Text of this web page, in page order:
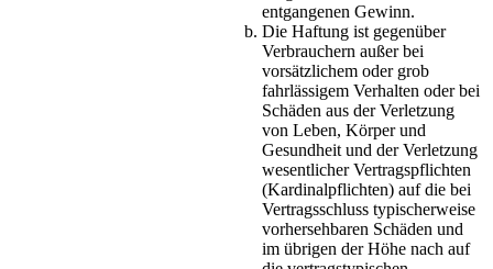
entgangenen Gewinn.
Die Haftung ist gegenüber
Verbrauchern außer bei
vorsätzlichem oder grob
fahrlässigem Verhalten oder bei
Schäden aus der Verletzung
von Leben, Körper und
Gesundheit und der Verletzung
wesentlicher Vertragspflichten
(Kardinalpflichten) auf die bei
Vertragsschluss typischerweise
vorhersehbaren Schäden und
im übrigen der Höhe nach auf